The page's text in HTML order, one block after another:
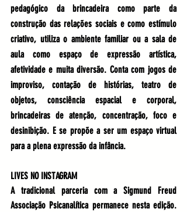
pedagógico da brincadeira como parte da
construção das relações sociais e como estímulo
criativo, utiliza o ambiente familiar ou a sala de
aula como espaço de expressão artística,
afetividade e muita diversão. Conta com jogos de
improviso, contação de histórias, teatro de
objetos, consciência espacial e corporal,
brincadeiras de atenção, concentração, foco e
desinibição. E se propõe a ser um espaço virtual
para a plena expressão da infância.
LIVES NO INSTAGRAM
A tradicional parceria com a Sigmund Freud
Associação Psicanalítica permanece nesta edição.